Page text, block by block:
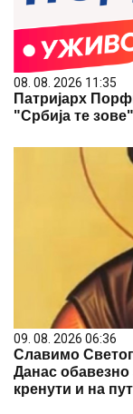
08. 08. 2026 11:35
Патријарх
"Србија те зове"
09. 08. 2026 06:36
Славимо
Данас обавезно
кренути и на